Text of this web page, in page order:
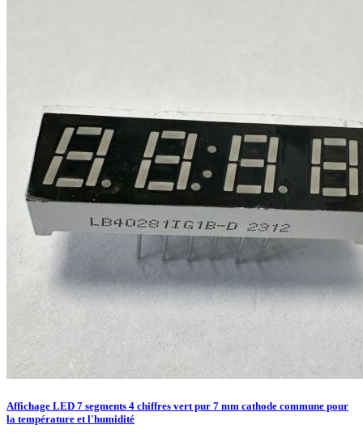
Affichage LED 7 segments 4 chiffres vert pur 7 mm cathode commune pour
la température et l'humidité